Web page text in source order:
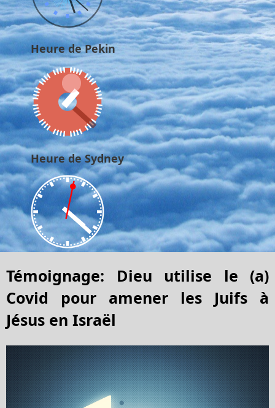
Heure de Pekin
Heure de Sydney
Témoignage: Dieu utilise le (a)
Covid pour amener les Juifs à
Jésus en Israël